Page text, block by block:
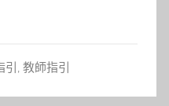
, 教師指引